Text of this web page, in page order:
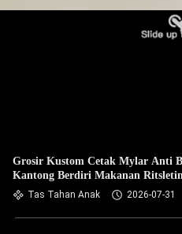
Grosir Kustom Cetak Mylar Anti
Kantong Berdiri Makanan
Kantong Dengan Jendela
Tas Tahan Anak 2026-07-31